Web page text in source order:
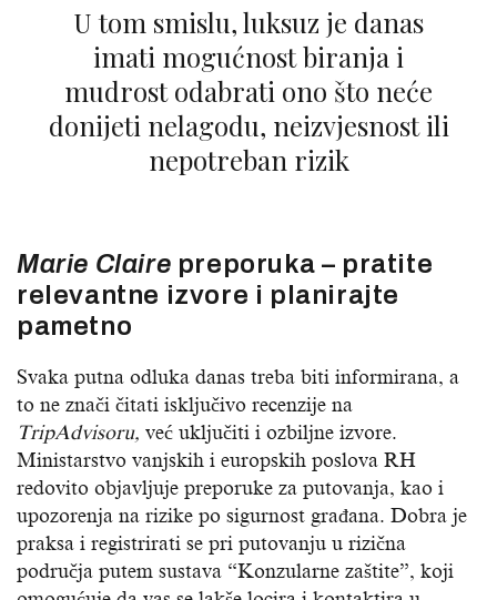
U tom smislu, luksuz je danas
imati mogućnost biranja i
mudrost odabrati ono što neće
donijeti nelagodu, neizvjesnost ili
nepotreban rizik
Marie Claire preporuka – pratite
relevantne izvore i planirajte
pametno
Svaka putna odluka danas treba biti informirana, a
to ne znači čitati isključivo recenzije na
TripAdvisoru, već uključiti i ozbiljne izvore.
Ministarstvo vanjskih i europskih poslova RH
redovito objavljuje preporuke za putovanja, kao i
upozorenja na rizike po sigurnost građana. Dobra je
praksa i registrirati se pri putovanju u rizična
područja putem sustava “Konzularne zaštite”, koji